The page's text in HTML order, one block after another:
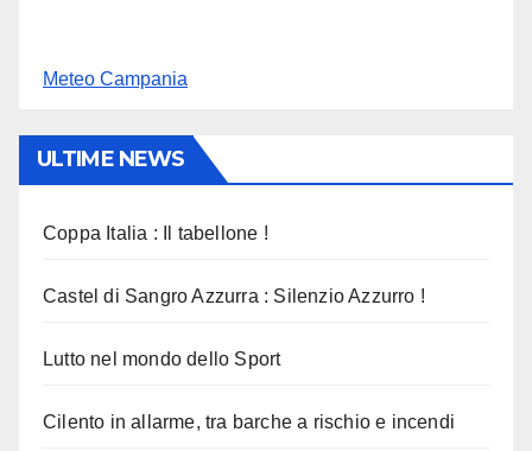
Meteo Campania
ULTIME NEWS
Coppa Italia : Il tabellone !
Castel di Sangro Azzurra : Silenzio Azzurro !
Lutto nel mondo dello Sport
Cilento in allarme, tra barche a rischio e incendi